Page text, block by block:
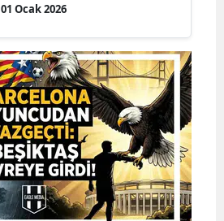
01 Ocak 2026